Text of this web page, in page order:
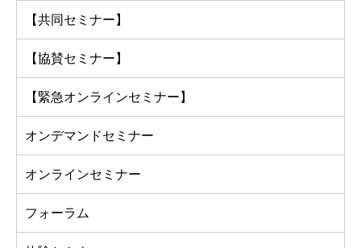
【共同セミナー】
【協賛セミナー】
【緊急オンラインセミナー】
オンデマンドセミナー
オンラインセミナー
フォーラム